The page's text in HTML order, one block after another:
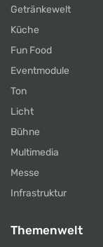
Getränkewelt
Küche
Fun Food
Eventmodule
Ton
Licht
Bühne
Multimedia
Messe
Infrastruktur
Themenwelt